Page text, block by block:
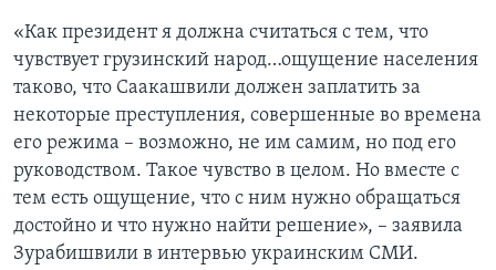
«Как президент я должна считаться с тем, что
чувствует грузинский народ…ощущение населения
таково, что Саакашвили должен заплатить за
некоторые преступления, совершенные во времена
его режима – возможно, не им самим, но под его
руководством. Такое чувство в целом. Но вместе с
тем есть ощущение, что с ним нужно обращаться
достойно и что нужно найти решение», – заявила
Зурабишвили в интервью украинским СМИ.